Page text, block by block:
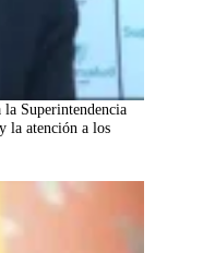
la Superintendencia
la atención a los